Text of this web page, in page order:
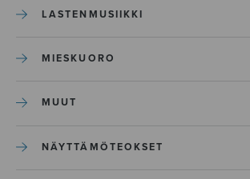
LASTENMUSIIKKI
MIESKUORO
MUUT
NÄYTTÄMÖTEOKSET